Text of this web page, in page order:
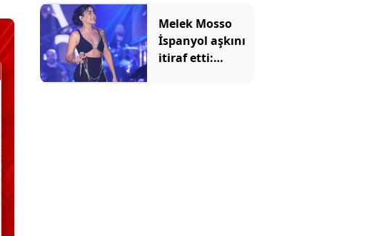
Melek Mosso
İspanyol aşkını
itiraf etti: